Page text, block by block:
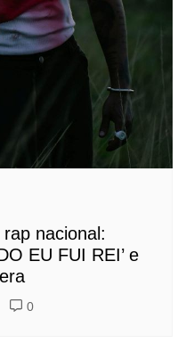
nacional:
EU FUI REI’ e
0